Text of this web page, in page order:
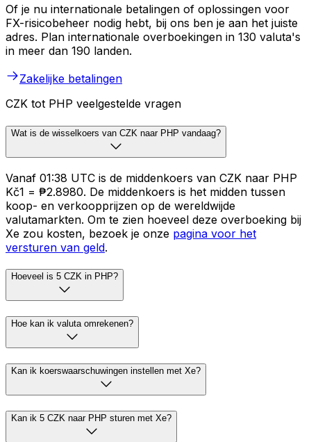
Of je nu internationale betalingen of oplossingen voor
FX-risicobeheer nodig hebt, bij ons ben je aan het juiste
adres. Plan internationale overboekingen in 130 valuta's
in meer dan 190 landen.
Zakelijke betalingen
CZK tot PHP veelgestelde vragen
Wat is de wisselkoers van CZK naar PHP vandaag?
Vanaf 01:38 UTC is de middenkoers van CZK naar PHP
Kč1 = ₱2.8980. De middenkoers is het midden tussen
koop- en verkoopprijzen op de wereldwijde
valutamarkten. Om te zien hoeveel deze overboeking bij
Xe zou kosten, bezoek je onze pagina voor het
versturen van geld.
Hoeveel is 5 CZK in PHP?
Hoe kan ik valuta omrekenen?
Kan ik koerswaarschuwingen instellen met Xe?
Kan ik 5 CZK naar PHP sturen met Xe?